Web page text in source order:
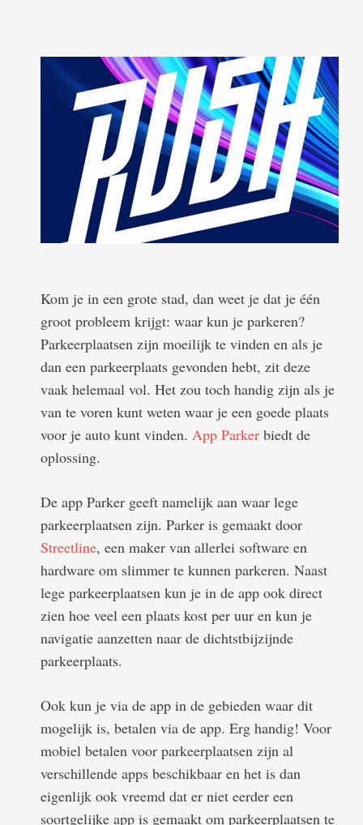
Kom je in een grote stad, dan weet je dat je één
groot probleem krijgt: waar kun je parkeren?
Parkeerplaatsen zijn moeilijk te vinden en als je
dan een parkeerplaats gevonden hebt, zit deze
vaak helemaal vol. Het zou toch handig zijn als je
van te voren kunt weten waar je een goede plaats
voor je auto kunt vinden. App Parker biedt de
oplossing.
De app Parker geeft namelijk aan waar lege
parkeerplaatsen zijn. Parker is gemaakt door
Streetline, een maker van allerlei software en
hardware om slimmer te kunnen parkeren. Naast
lege parkeerplaatsen kun je in de app ook direct
zien hoe veel een plaats kost per uur en kun je
navigatie aanzetten naar de dichtstbijzijnde
parkeerplaats.
Ook kun je via de app in de gebieden waar dit
mogelijk is, betalen via de app. Erg handig! Voor
mobiel betalen voor parkeerplaatsen zijn al
verschillende apps beschikbaar en het is dan
eigenlijk ook vreemd dat er niet eerder een
soortgelijke app is gemaakt om parkeerplaatsen te